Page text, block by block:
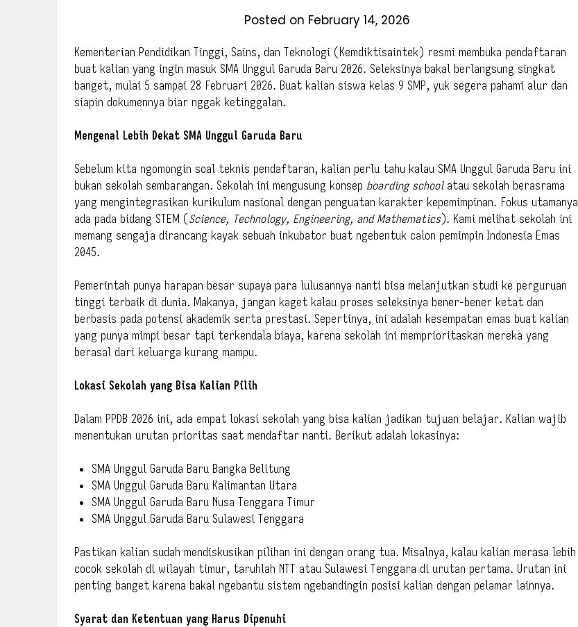
Posted on February 14, 2026
Kementerian Pendidikan Tinggi, Sains, dan Teknologi (Kemdiktisaintek) resmi membuka pendaftaran
buat kalian yang ingin masuk SMA Unggul Garuda Baru 2026. Seleksinya bakal berlangsung singkat
banget, mulai 5 sampai 28 Februari 2026. Buat kalian siswa kelas 9 SMP, yuk segera pahami alur dan
siapin dokumennya biar nggak ketinggalan.
Mengenal Lebih Dekat SMA Unggul Garuda Baru
Sebelum kita ngomongin soal teknis pendaftaran, kalian perlu tahu kalau SMA Unggul Garuda Baru ini
bukan sekolah sembarangan. Sekolah ini mengusung konsep boarding schoolatau sekolah berasrama
yang mengintegrasikan kurikulum nasional dengan penguatan karakter kepemimpinan. Fokus utamanya
ada pada bidang STEM (Science, Technology, Engineering, and Mathematics). Kami melihat sekolah ini
memang sengaja dirancang kayak sebuah inkubator buat ngebentuk calon pemimpin Indonesia Emas
2045.
Pemerintah punya harapan besar supaya para lulusannya nanti bisa melanjutkan studi ke perguruan
tinggi terbaik di dunia. Makanya, jangan kaget kalau proses seleksinya bener-bener ketat dan
berbasis pada potensi akademik serta prestasi. Sepertinya, ini adalah kesempatan emas buat kalian
yang punya mimpi besar tapi terkendala biaya, karena sekolah ini memprioritaskan mereka yang
berasal dari keluarga kurang mampu.
Lokasi Sekolah yang Bisa Kalian Pilih
Dalam PPDB 2026 ini, ada empat lokasi sekolah yang bisa kalian jadikan tujuan belajar. Kalian wajib
menentukan urutan prioritas saat mendaftar nanti. Berikut adalah lokasinya:
SMA Unggul Garuda Baru Bangka Belitung
SMA Unggul Garuda Baru Kalimantan Utara
SMA Unggul Garuda Baru Nusa Tenggara Timur
SMA Unggul Garuda Baru Sulawesi Tenggara
Pastikan kalian sudah mendiskusikan pilihan ini dengan orang tua. Misalnya, kalau kalian merasa lebih
cocok sekolah di wilayah timur, taruhlah NTT atau Sulawesi Tenggara di urutan pertama. Urutan ini
penting banget karena bakal ngebantu sistem ngebandingin posisi kalian dengan pelamar lainnya.
Syarat dan Ketentuan yang Harus Dipenuhi